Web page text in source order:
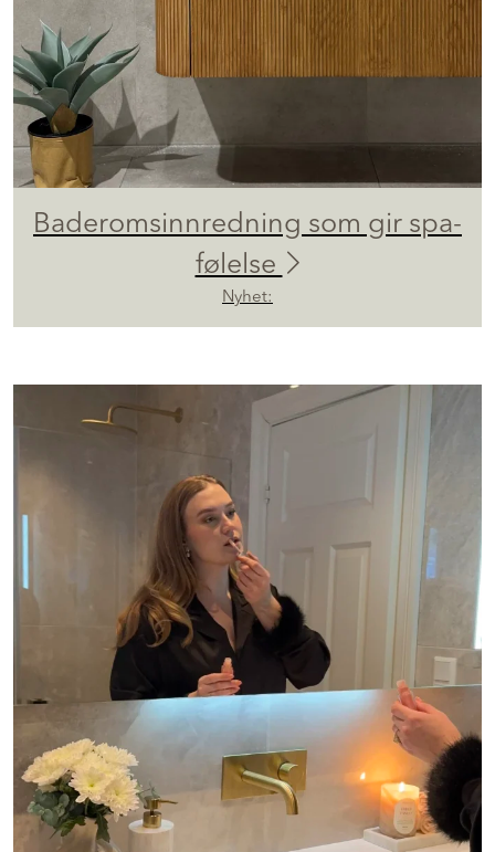
Baderomsinnredning som gir spa-
følelse
Nyhet: